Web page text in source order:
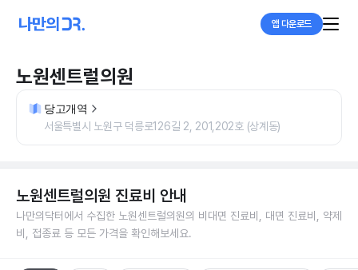
앱 다운로드
노원센트럴의원
당고개역
서울특별시 노원구 덕릉로126길 2, 201,202호 (상계동)
노원센트럴의원 진료비 안내
나만의닥터에서 수집한 노원센트럴의원의 비대면 진료비, 대면 진료비, 약제
비, 접종료 등 모든 가격을 확인해보세요.